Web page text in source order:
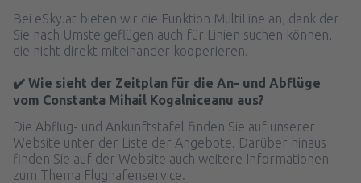
Bei eSky.at bieten wir die Funktion MultiLine an, dank der
Sie nach Umsteigeflügen auch für Linien suchen können,
die nicht direkt miteinander kooperieren.
✔️ Wie sieht der Zeitplan für die An- und Abflüge
vom Constanta Mihail Kogalniceanu aus?
Die Abflug- und Ankunftstafel finden Sie auf unserer
Website unter der Liste der Angebote. Darüber hinaus
finden Sie auf der Website auch weitere Informationen
zum Thema Flughafenservice.